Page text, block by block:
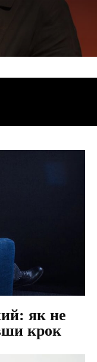
як не
крок